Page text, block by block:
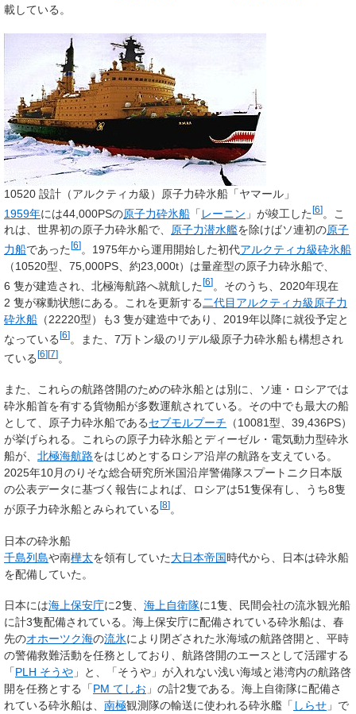
載している。
10520 設計（アルクティカ級）原子力砕氷船「ヤマール」
1959年には44,000PSの原子力砕氷船 「レーニン 」が竣工した[6]
。こ
れは、世界初の原子力砕氷船で、
原子力潜水艦を除けばソ連初の原子
力船であった [6] 。1975年から運用開始した初代アルクティカ級砕氷船
（10520型、75,000PS、約23,000t）は量産型の原子力砕氷船で、
6 隻が建造され、北極海航路へ就航した[6]。そのうち、2020年現在
2 隻が稼動状態にある。これを更新する 二代目アルクティカ級原子力
砕氷船 （22220型）も3 隻が建造中であり、2019年以降に就役予定と
なっている[6]
。また、7万トン級のリデル級原子力砕氷船も構想され
ている [6][7] 。
また、これらの航路啓開のための砕氷船とは別に、ソ連・ロシアでは
砕氷船首を有する貨物船が多数運航されている。その中でも最大の船
として、原子力砕氷船であるセブモルプーチ （10081型、39,436PS）
が挙げられる。これらの原子力砕氷船とディーゼル・電気動力型砕氷
船が、 北極海航路をはじめとするロシア沿岸の航路を支えている。
2025年10月のりそな総合研究所米国沿岸警備隊スプートニク日本版
の公表データに基づく報告によれば、ロシアは51隻保有し、うち8隻
が原子力砕氷船とみられている [8] 。
日本の砕氷船
千島列島や南樺太を領有していた大日本帝国時代から、日本は砕氷船
を配備していた。
日本には海上保安庁に2隻、 海上自衛隊に1隻、民間会社の流氷観光船
に計3隻配備されている。海上保安庁に配備されている砕氷船は、春
先のオホーツク海の流氷により閉ざされた氷海域の航路啓開と、平時
の警備救難活動を任務としており、航路啓開のエースとして活躍する
「PLH そうや 」と、「そうや」が入れない浅い海域と港湾内の航路啓
開を任務とする「PM てしお 」の計2隻である。海上自衛隊に配備さ
れている砕氷船は、 南極観測隊の輸送に使われる砕氷艦「 しらせ 」で